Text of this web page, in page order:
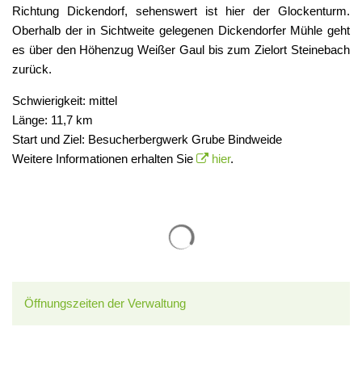
Richtung Dickendorf, sehenswert ist hier der Glockenturm.
Oberhalb der in Sichtweite gelegenen Dickendorfer Mühle geht
es über den Höhenzug Weißer Gaul bis zum Zielort Steinebach
zurück.
Schwierigkeit: mittel
Länge: 11,7 km
Start und Ziel: Besucherbergwerk Grube Bindweide
Weitere Informationen erhalten Sie
hier.
Öffnungszeiten der Verwaltung